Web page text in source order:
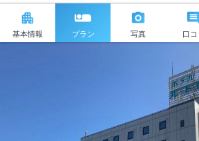
基本情報 プラン 写真 口コ